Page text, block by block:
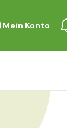
Mein Konto